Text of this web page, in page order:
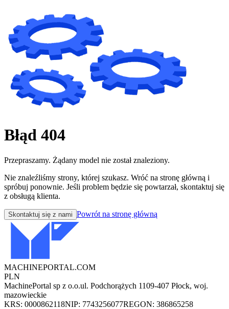
Błąd 404
Przepraszamy. Żądany model nie został znaleziony.
Nie znaleźliśmy strony, której szukasz. Wróć na stronę główną i
spróbuj ponownie. Jeśli problem będzie się powtarzał, skontaktuj się
z obsługą klienta.
Skontaktuj się z nami Powrót na stronę główną
MACHINEPORTAL.COM
PLN
MachinePortal sp z o.o.ul. Podchorążych 1109-407 Płock, woj.
mazowieckie
KRS: 0000862118NIP: 7743256077REGON: 386865258